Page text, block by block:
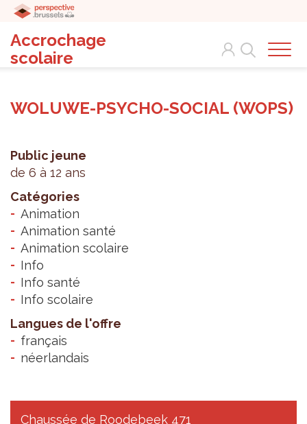
Accrochage
scolaire
Search
WOLUWE-PSYCHO-SOCIAL (WOPS)
Public jeune
de 6 à 12 ans
Catégories
Animation
Animation santé
Animation scolaire
Info
Info santé
Info scolaire
Langues de l'offre
français
néerlandais
Chaussée de Roodebeek 471